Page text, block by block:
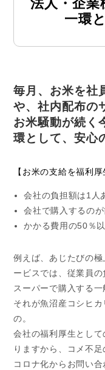
法人・企業
一環
毎月、お米を社
や、社内配布の
お米騒動が続く
環として、安心
【お米の支給を福利
会社の負担額は1人
会社で購入するの
かかる費用の50％
例えば、あじたびの
ービスでは、従業員の
スーパーで購入する
それが魚沼産コシヒ
の。
会社の福利厚生とし
りますから、コメ不足
コロナ化からお問い